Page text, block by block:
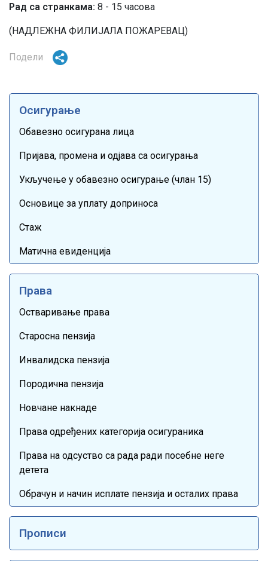
Рад са странкама: 8 - 15 часова
(НАДЛЕЖНА ФИЛИЈАЛА ПОЖАРЕВАЦ)
Подели
Осигурање
Обавезно осигурана лица
Пријава, промена и одјава са осигурања
Укључење у обавезно осигурање (члан 15)
Основице за уплату доприноса
Стаж
Матична евиденција
Права
Остваривање права
Старосна пензија
Инвалидска пензија
Породична пензија
Новчане накнаде
Права одређених категорија осигураника
Права на одсуство са рада ради посебне неге
детета
Обрачун и начин исплате пензија и осталих права
Прописи